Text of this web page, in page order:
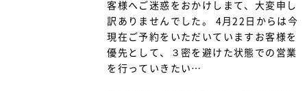
客様へご迷惑をおかけしまて、大変申し
訳ありませんでした。 4月22日からは今
現在ご予約をいただいていますお客様を
優先として、３密を避けた状態での営業
を行っていきたい…